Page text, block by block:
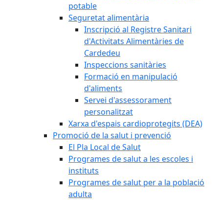
potable
Seguretat alimentària
Inscripció al Registre Sanitari
d'Activitats Alimentàries de
Cardedeu
Inspeccions sanitàries
Formació en manipulació
d'aliments
Servei d'assessorament
personalitzat
Xarxa d'espais cardioprotegits (DEA)
Promoció de la salut i prevenció
El Pla Local de Salut
Programes de salut a les escoles i
instituts
Programes de salut per a la població
adulta